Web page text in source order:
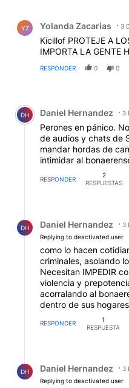
YZ Yolanda Zacarias 3
Kicillof PROTEJE A
IMPORTA LA GENTE
RESPONDER 0 0
Comentario de Daniel
DH Daniel Hernandez 3
Perones en pánico.
de audios y chats de
mandar hordas de
intimidar al
RESPONDER
2
RESPUESTAS
DH Daniel Hernandez
3
Replying to deactivated user
como lo hacen
criminales, asolando
Necesitan IMPEDIR
violencia y
acorralando al
dentro de sus
RESPONDER
1
RESPUESTA
DH Daniel Hernandez
3
Replying to deactivated user